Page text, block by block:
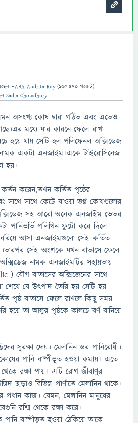
HABA Audrita Roy (105,570 পয়েন্ট)
Sadia Chowdhury
অসংখ্য কোষ দ্বারা গঠিত এবং এতেও
মধ্যে যার কারনে ফেলে রাখা
হয়ে যায় সেটি হল পলিফেনল অক্সিডেজ
একটা এনজাইম।একে টাইরোসিনেজ
হয়।
করেন,তখন কর্তিত পৃষ্ঠের
সাথে কেটে যাওয়া ভগ্ন কোষগুলোর
সহ আরো অনেক এনজাইম ভেতর
পানিভর্তি পলিথিন ফুটো করে দিলে
আসা এনজাইমগুলো সেই কর্তিত
সেই অংশকে যখন বাতাসে ফেলে
নামক এনজাইমটির সহায়তায়
) যৌগ বাতাসের অক্সিজেনের সাথে
শেষে যে উৎপাদ তৈরি হয় সেটি হয়
পৃষ্ঠ বাতাসে ফেলে রাখলে কিছু সময়
হয়ে তা আলুর পৃষ্ঠকে কালচে বর্ণ বানিয়ে
সুরক্ষা দেয়। মেলানিন স্তর পানিরোধী।
পানি বাষ্পীভূত হওয়া কমায়। এতে
রক্ষা পায়। এটি রোগ জীবাণুর
ছাড়াও বিভিন্ন প্রাণীতে মেলানিন থাকে।
প্রধান কাজ। যেমন, মেলানিন মানুষের
রশ্মি থেকে রক্ষা করে।
বাষ্পীভূত হওয়া ঠেকিয়ে তাকে